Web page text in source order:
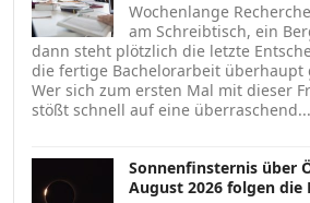
Wochenlange
am Schreibtisch, ein
dann steht plötzlich die letzte
die fertige Bachelorarbeit überhaupt
Wer sich zum ersten Mal mit dieser
stößt schnell auf eine überraschend...
Sonnenfinsternis über
August 2026 folgen die